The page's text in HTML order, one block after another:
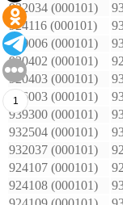
932034 (000101)
924116 (000101)
920006 (000101)
920402 (000101)
920403 (000101)
916003 (000101)
939300 (000101)
932504 (000101)
932037 (000101)
924107 (000101)
924108 (000101)
1